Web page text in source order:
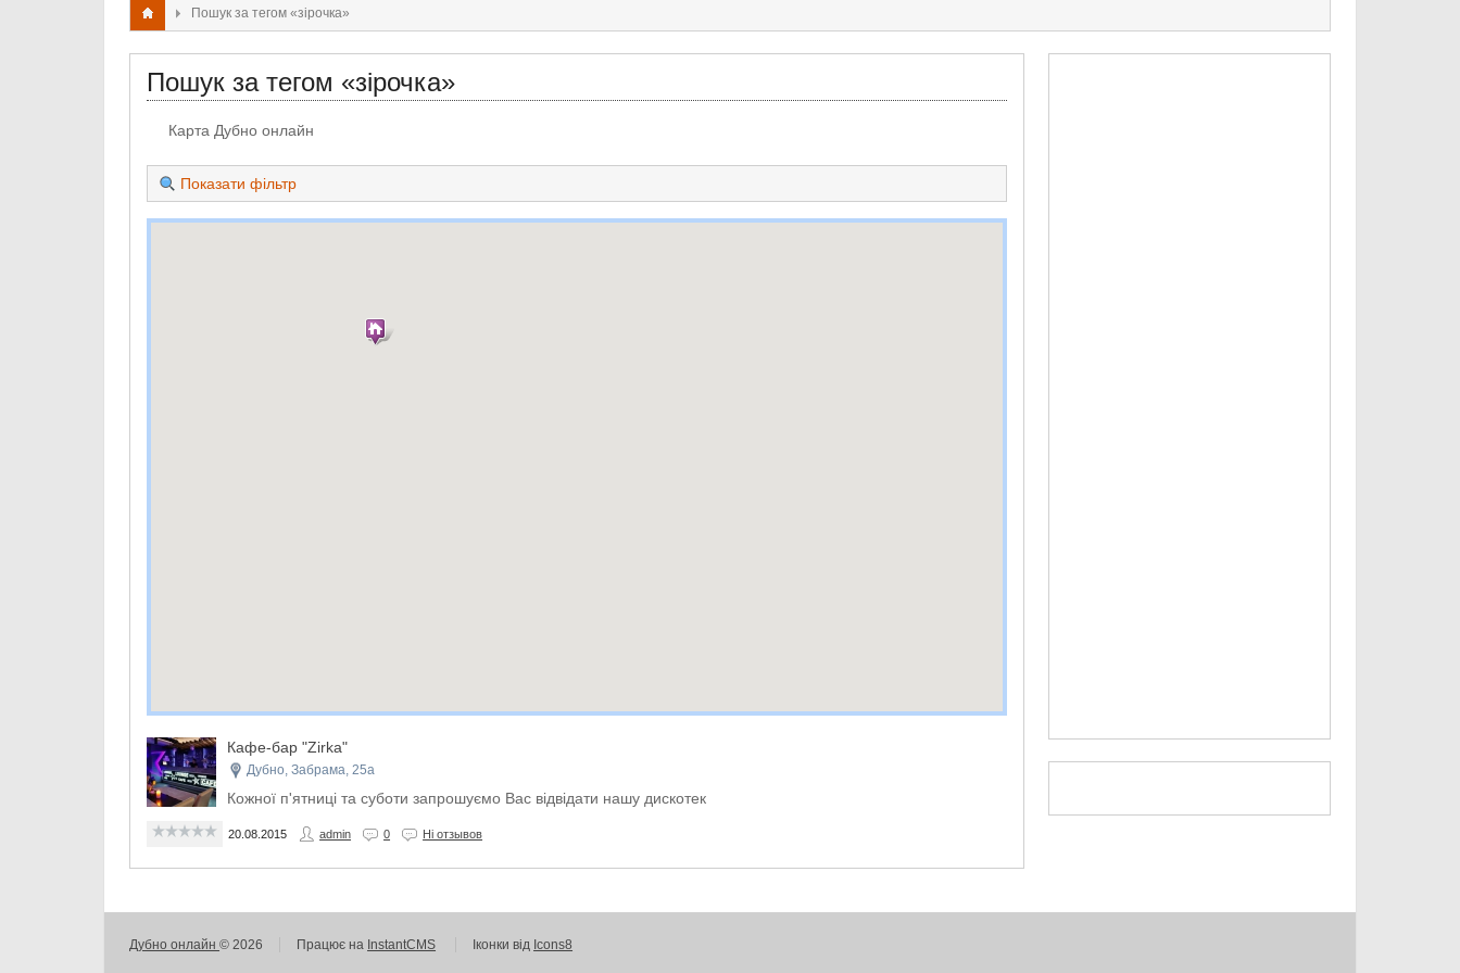
Пошук за тегом «зірочка»
Пошук за тегом «зірочка»
Карта Дубно онлайн
Показати фільтр
Кафе-бар "Zirka"
Дубно, Забрама, 25а
Кожної п'ятниці та суботи запрошуємо Вас відвідати нашу дискотек
20.08.2015 admin 0 Ні отзывов
Дубно онлайн© 2026 Працює на InstantCMS Іконки від Icons8